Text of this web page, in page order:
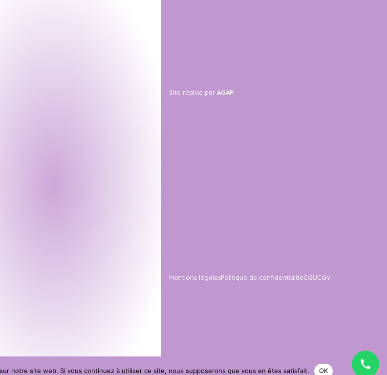
Site réalise par AGAP
Mentions légalesPolitique de confidentialitéCGUCGV
notre site web. Si vous continuez à utiliser ce site, nous supposerons que vous en êtes satisfait. OK